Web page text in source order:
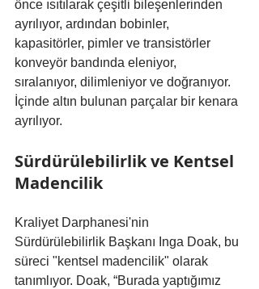
önce ısıtılarak çeşitli bileşenlerinden
ayrılıyor, ardından bobinler,
kapasitörler, pimler ve transistörler
konveyör bandında eleniyor,
sıralanıyor, dilimleniyor ve doğranıyor.
İçinde altın bulunan parçalar bir kenara
ayrılıyor.
Sürdürülebilirlik ve Kentsel
Madencilik
Kraliyet Darphanesi'nin
Sürdürülebilirlik Başkanı Inga Doak, bu
süreci "kentsel madencilik" olarak
tanımlıyor. Doak, “Burada yaptığımız